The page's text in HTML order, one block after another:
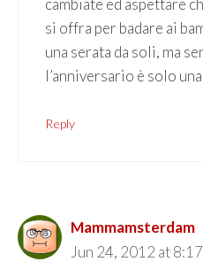
cambiate ed aspettare
si offra per badare ai
una serata da soli, ma
l’anniversario è solo
Reply
Mammamsterdam
Jun 24, 2012 at